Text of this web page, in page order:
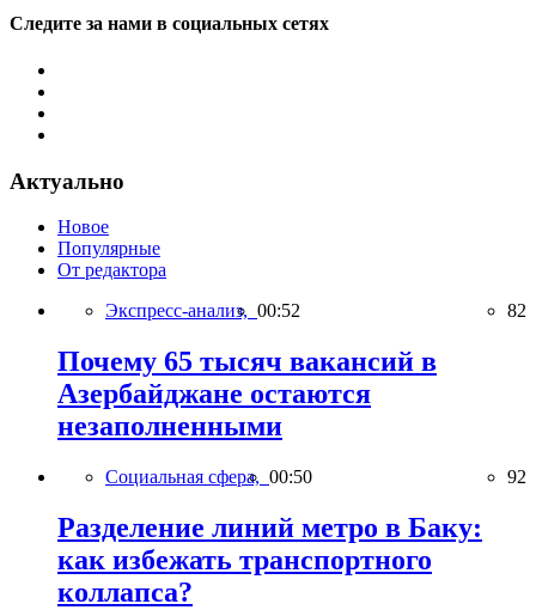
Следите за нами в социальных сетях
Актуально
Новое
Популярные
От редактора
Экспресс-анализ, 00:52 82
Почему 65 тысяч вакансий в
Азербайджане остаются
незаполненными
Социальная сфера, 00:50 92
Разделение линий метро в Баку:
как избежать транспортного
коллапса?